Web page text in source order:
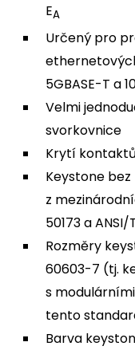
EA
Určený pro
5GBASE-T a
Velmi
svorkovnice
Krytí
Keystone
z
50173 a
Rozměry
60603-7 (tj.
s
tento
Barva